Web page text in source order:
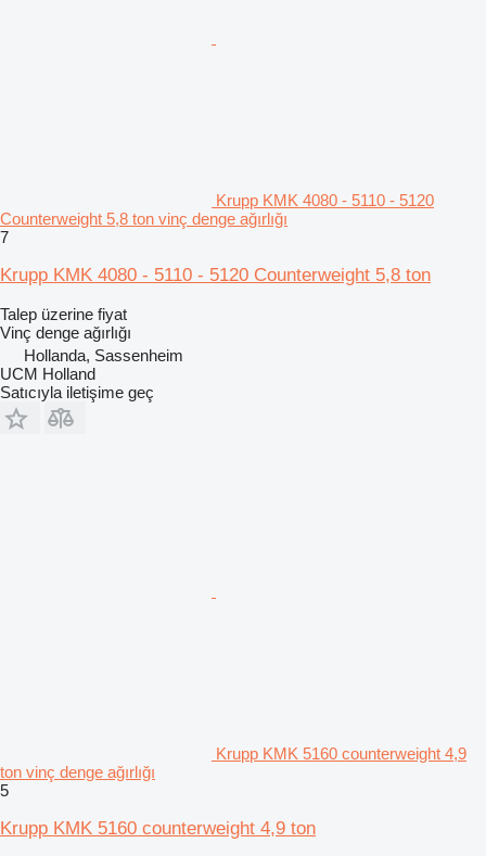
Krupp KMK 4080 - 5110 - 5120
Counterweight 5,8 ton vinç denge ağırlığı
7
Krupp KMK 4080 - 5110 - 5120 Counterweight 5,8 ton
Talep üzerine fiyat
Vinç denge ağırlığı
Hollanda, Sassenheim
UCM Holland
Satıcıyla iletişime geç
Krupp KMK 5160 counterweight 4,9
ton vinç denge ağırlığı
5
Krupp KMK 5160 counterweight 4,9 ton